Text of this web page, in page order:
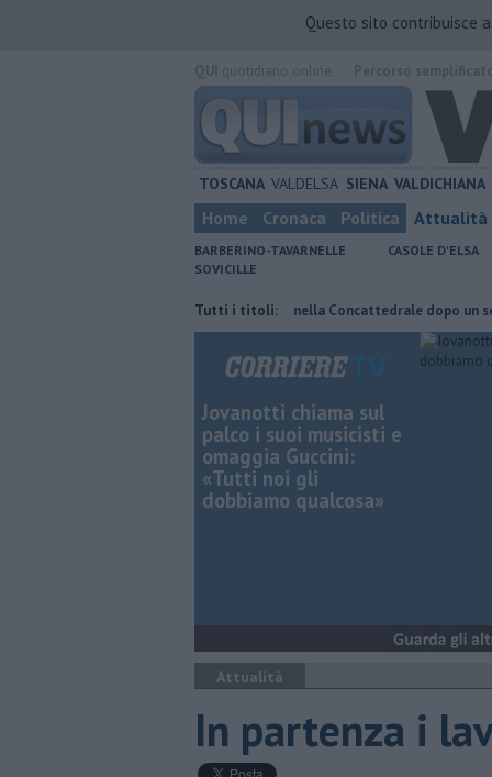
Questo sito contribuisce
TOSCANA VALDELSA SIENA VALDICHIANA
Home Cronaca Politica Attualità
BARBERINO-TAVARNELLE CASOLE D'ELSA
SOVICILLE
Tutti i titoli:
Pagina miniata torna nella Concattedrale dopo un secolo
Jovanotti chiama sul
palco i suoi musicisti e
omaggia Guccini:
«Tutti noi gli
dobbiamo qualcosa»
Attualità
In partenza i